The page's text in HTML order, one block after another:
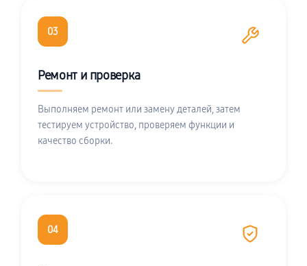
03
Ремонт и проверка
Выполняем ремонт или замену деталей, затем
тестируем устройство, проверяем функции и
качество сборки.
04